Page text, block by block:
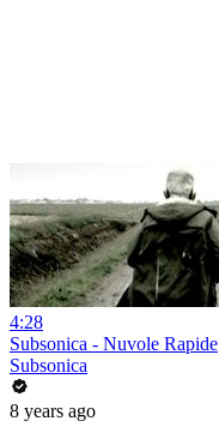
4:28
Subsonica - Nuvole Rapide
Subsonica
8 years ago